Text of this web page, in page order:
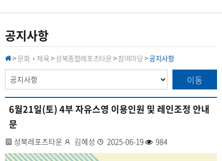
리
공
단
보
기
공지사항
H
M
> 문화‧체육> 성북종합레포츠타운> 참여마당>공지사항
이동
6월21일(토) 4부 자유스영 이용인원 및 레인조정 안내
문
사
업
성북레포츠타운 작
성
김혜성 등
록
2025-06-19조
회
984